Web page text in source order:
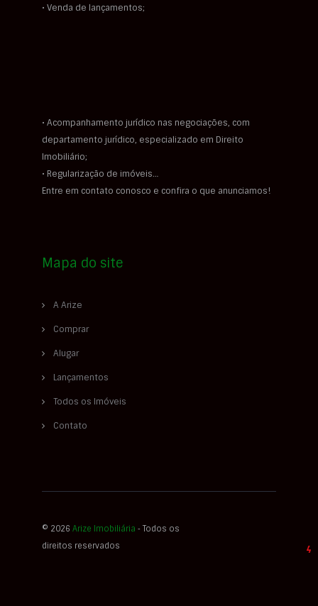
• Venda de lançamentos;
• Acompanhamento jurídico nas negociações, com
departamento jurídico, especializado em Direito
Imobiliário;
• Regularização de imóveis…
Entre em contato conosco e confira o que anunciamos!
Mapa do site
A Arize
Comprar
Alugar
Lançamentos
Todos os Imóveis
Contato
© 2026 Arize Imobiliária ‐ Todos os
direitos reservados